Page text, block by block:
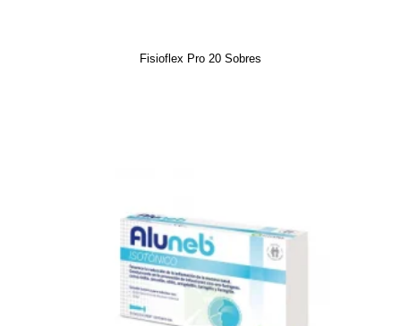
Fisioflex Pro 20 Sobres